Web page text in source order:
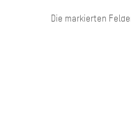
Die markierten